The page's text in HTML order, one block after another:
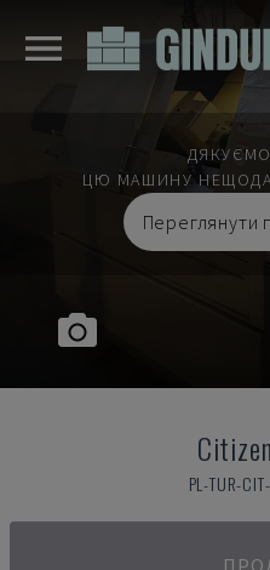
ЦЮ МАШИНУ
Переглянути
Citizen
PL-TUR-